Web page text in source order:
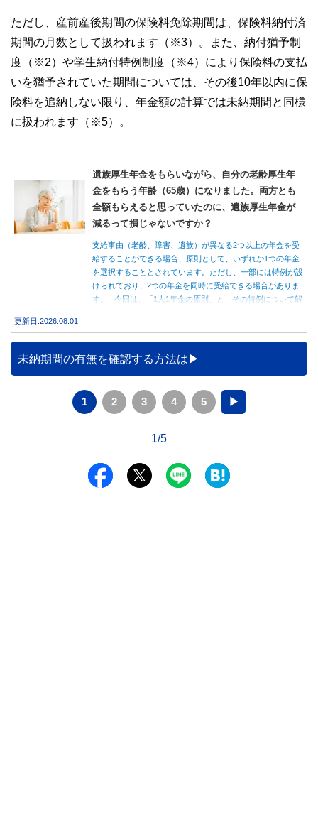
ただし、産前産後期間の保険料免除期間は、保険料納付済
期間の月数として扱われます（※3）。また、納付猶予制
度（※2）や学生納付特例制度（※4）により保険料の支払
いを猶予されていた期間については、その後10年以内に保
険料を追納しない限り、年金額の計算では未納期間と同様
に扱われます（※5）。
遺族厚生年金をもらいながら、自分の老齢厚生年
金をもらう年齢（65歳）になりました。両方とも
全額もらえると思っていたのに、遺族厚生年金が
減るって損じゃないですか？
支給事由（老齢、障害、遺族）が異なる2つ以上の年金を受
給することができる場合、原則として、いずれか1つの年金
を選択することとされています。ただし、一部には特例が設
けられており、2つの年金を同時に受給できる場合がありま
す。 今回は、「1人1年金の原則」と、その特例について解
更新日:2026.08.01
未納期間の有無を確認する方法は
1 2 3 4 5 ▶
1/5